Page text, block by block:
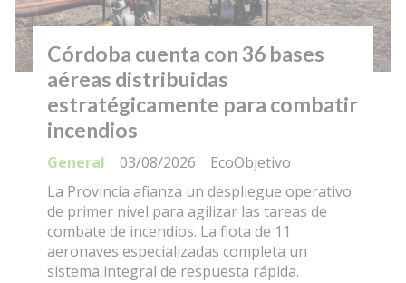
Córdoba cuenta con 36 bases
aéreas distribuidas
estratégicamente para combatir
incendios
EcoObjetivo
General
03/08/2026
La Provincia afianza un despliegue operativo
de primer nivel para agilizar las tareas de
combate de incendios. La flota de 11
aeronaves especializadas completa un
sistema integral de respuesta rápida.